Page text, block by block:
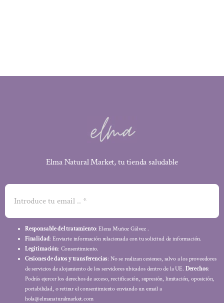
Elma Natural Market, tu tienda saludable
Responsable del tratamiento: Elena Muñoz Gálvez .
Finalidad: Enviarte información relacionada con tu solicitud de información.
Legitimación: Consentimiento.
Cesiones de datos y transferencias: No se realizan cesiones, salvo a los proveedores
de servicios de alojamiento de los servidores ubicados dentro de la UE. Derechos:
Podrás ejercer los derechos de acceso, rectificación, supresión, limitación, oposición,
portabilidad, o retirar el consentimiento enviando un email a
hola@elmanaturalmarket.com